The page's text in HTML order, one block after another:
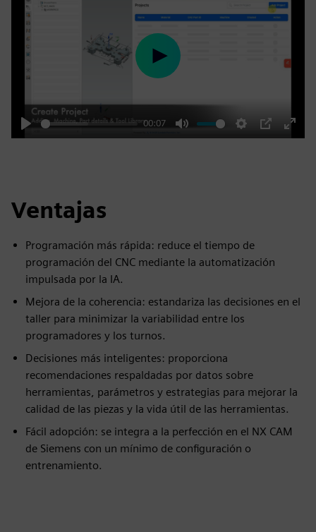
Play
00:07
Mute Settings
PIP
Enter
Play
Ventajas
Programación más rápida: reduce el tiempo de
programación del CNC mediante la automatización
impulsada por la IA.
Mejora de la coherencia: estandariza las decisiones en el
taller para minimizar la variabilidad entre los
programadores y los turnos.
Decisiones más inteligentes: proporciona
recomendaciones respaldadas por datos sobre
herramientas, parámetros y estrategias para mejorar la
calidad de las piezas y la vida útil de las herramientas.
Fácil adopción: se integra a la perfección en el NX CAM
de Siemens con un mínimo de configuración o
entrenamiento.